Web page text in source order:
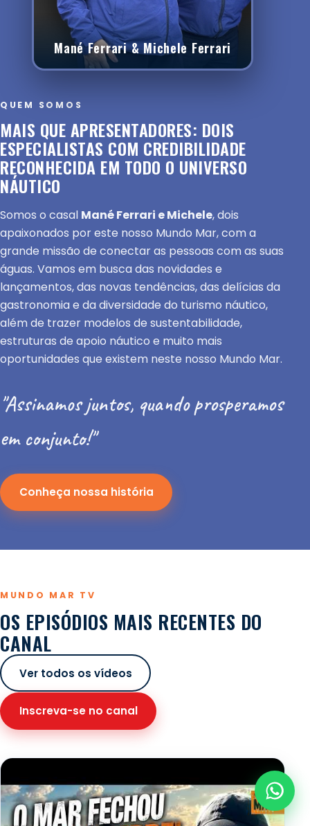
Mané Ferrari & Michele Ferrari
QUEM SOMOS
MAIS QUE APRESENTADORES: DOIS
ESPECIALISTAS COM CREDIBILIDADE
RECONHECIDA EM TODO O UNIVERSO
NÁUTICO
Somos o casal Mané Ferrari e Michele, dois
apaixonados por este nosso Mundo Mar, com a
grande missão de conectar as pessoas com as suas
águas. Vamos em busca das novidades e
lançamentos, das novas tendências, das delícias da
gastronomia e da diversidade do turismo náutico,
além de trazer modelos de sustentabilidade,
estruturas de apoio náutico e muito mais
oportunidades que existem neste nosso Mundo Mar.
"Assinamos juntos, quando prosperamos
em conjunto!"
Conheça nossa história
MUNDO MAR TV
OS EPISÓDIOS MAIS RECENTES DO
CANAL
Ver todos os vídeos
Inscreva-se no canal